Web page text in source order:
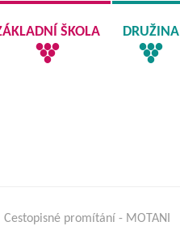
ŠKOLA DRUŽINA
Cestopisné promítání - MOTANI